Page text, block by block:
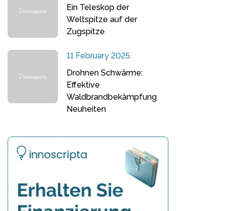
Ein Teleskop der
Weltspitze auf der
Zugspitze
11 February 2025
Drohnen Schwärme:
Effektive
Waldbrandbekämpfung
Neuheiten